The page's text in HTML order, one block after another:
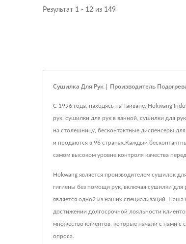
Результат 1 - 12 из 149
Сушилка Для Рук | Производитель
С 1996 года, находясь на Тайване, Hokwang
рук, сушилки для рук в ванной, сушилки для
на столешницу, бесконтактные диспенсеры
и продаются в 96 странах.Каждый
самом высоком уровне контроля качества
Hokwang является производителем сушилок
гигиены без помощи рук, включая сушилки для
является одной из наших специализаций.
достижении долгосрочной лояльности
множество клиентов, которые начали с нами с
опроса.